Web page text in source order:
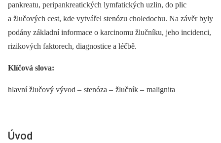
pankreatu, peripankreatických lymfatických uzlin, do plic
a žlučových cest, kde vytvářel stenózu choledochu. Na závěr byly
podány základní informace o karcinomu žlučníku, jeho incidenci,
rizikových faktorech, dia­gnostice a léčbě.
Klíčová slova:
hlavní žlučový vývod – stenóza – žlučník – malignita
Úvod